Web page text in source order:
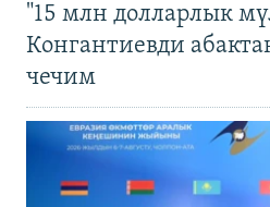
"15 млн долларлык
Конгантиевди
чечим